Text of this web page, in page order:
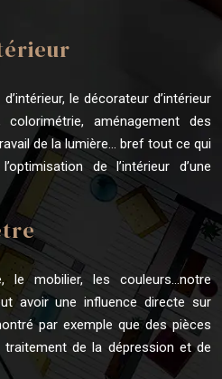
le décorateur d’intérieur
aménagement des
de la lumière… bref tout ce qui
de l’intérieur d’une
le mobilier, les couleurs…notre
avoir une influence directe sur
par exemple que des pièces
de la dépression et de